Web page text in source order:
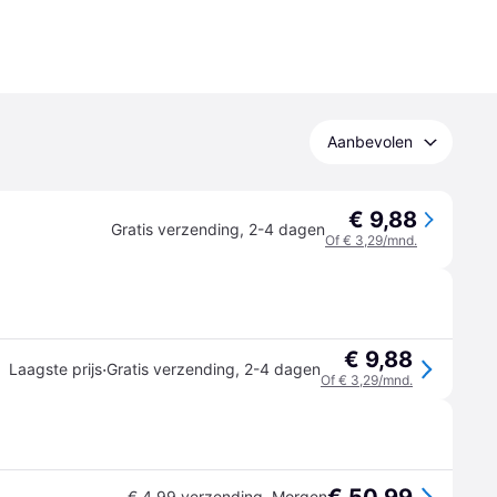
Aanbevolen
Gratis verzending, 2-4 dagen € 9,88
Of € 3,29/mnd.
Laagste prijs·Gratis verzending, 2-4 dagen € 9,88
Of € 3,29/mnd.